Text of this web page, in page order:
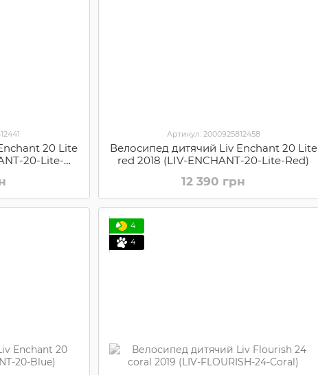
20 Lite
20-Lite-
Артикул: 2000925812458
Велосипед дитячий Liv Enchant 20 Lite
red 2018 (LIV-ENCHANT-20-Lite-Red)
12 390 грн
4
4